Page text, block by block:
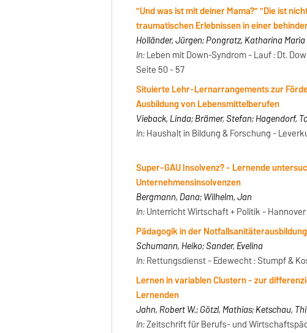
"Und was ist mit deiner Mama?" "Die ist
traumatischen Erlebnissen in einer
Holländer, Jürgen; Pongratz, Katharina Maria
In:Leben mit Down-Syndrom - Lauf : Dt.
Seite 50 - 57
Situierte Lehr-Lernarrangements zur
Ausbildung von Lebensmittelberufen
Vieback, Linda; Brämer, Stefan; Hagendorf,
In:Haushalt in Bildung & Forschung -
Super-GAU Insolvenz? - Lernende
Unternehmensinsolvenzen
Bergmann, Dana; Wilhelm, Jan
In:Unterricht Wirtschaft + Politik - Hannover
Pädagogik in der
Schumann, Heiko; Sander, Evelina
In:Rettungsdienst - Edewecht : Stumpf &
Lernen in variablen Clustern - zur
Lernenden
Jahn, Robert W.; Götzl, Mathias; Ketschau,
In:Zeitschrift für Berufs- und